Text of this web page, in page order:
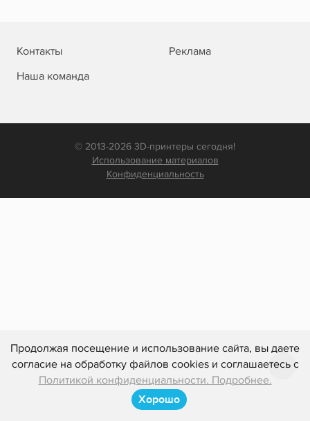
Продолжая посещение и использование сайта, вы даете
согласие на обработку файлов cookies и соглашаетесь с
Политикой конфиденциальности. Подробнее.
Хорошо
Контакты
Реклама
Наша команда
© 2013-2026 3D-принтеры сегодня!
Использование материалов
Конфиденциальность